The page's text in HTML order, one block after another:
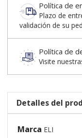
Política de
Plazo de
validación de su
Política de
Visite
Detalles del
Marca ELI